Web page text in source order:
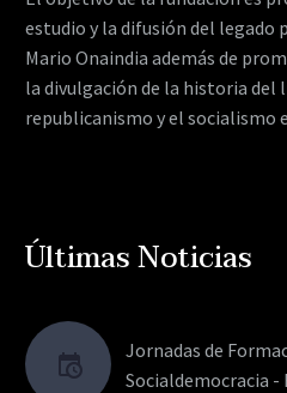
estudio y la difusión del
Mario Onaindia además de
la divulgación de la historia del
republicanismo y el socialismo
Últimas Noticias
Jornadas de
Socialdemocracia